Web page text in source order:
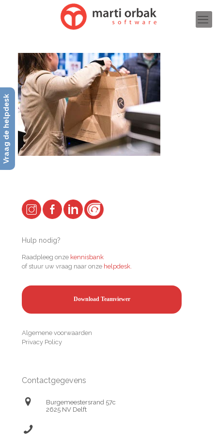
Hulp nodig?
Raadpleeg onze kennisbank
of stuur uw vraag naar onze helpdesk.
Download Teamviewer
Algemene voorwaarden
Privacy Policy
Contactgegevens
Burgemeestersrand 57c
2625 NV Delft
Vraag de helpdesk